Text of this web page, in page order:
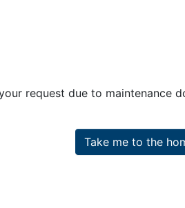
request due to maintenance
Take me to the